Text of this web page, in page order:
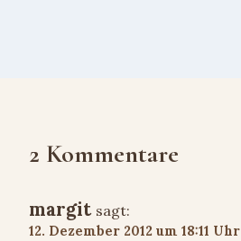
2 Kommentare
margit sagt:
12. Dezember 2012 um 18:11 Uhr